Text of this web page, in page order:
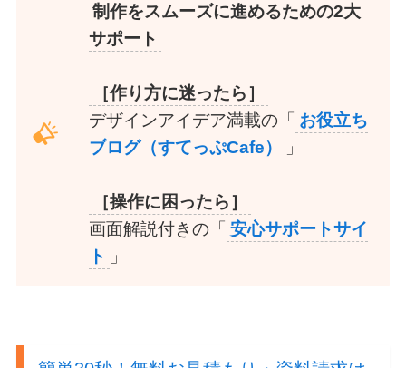
制作をスムーズに進めるための2大
サポート
［作り方に迷ったら］
デザインアイデア満載の「 お役立ち
ブログ（すてっぷCafe）
」
［操作に困ったら］
画面解説付きの「 安心サポートサイ
ト
」